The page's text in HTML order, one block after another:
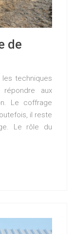
de
techniques
aux
Le coffrage
il reste
Le rôle du